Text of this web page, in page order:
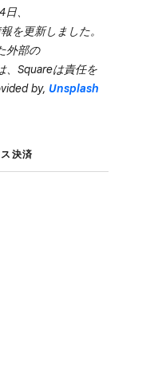
、​
を​更新しました。​
外部の​
、​Squareは​責任を​
by, Unsplash
決済